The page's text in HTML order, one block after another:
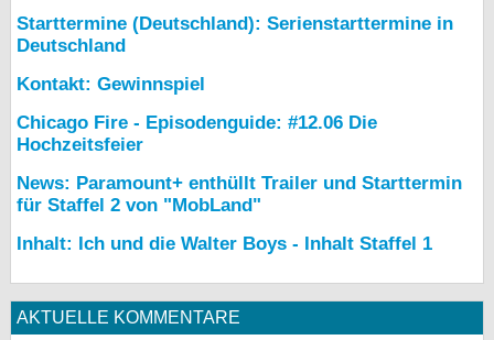
Starttermine (Deutschland): Serienstarttermine in
Deutschland
Kontakt: Gewinnspiel
Chicago Fire - Episodenguide: #12.06 Die
Hochzeitsfeier
News: Paramount+ enthüllt Trailer und Starttermin
für Staffel 2 von "MobLand"
Inhalt: Ich und die Walter Boys - Inhalt Staffel 1
AKTUELLE KOMMENTARE